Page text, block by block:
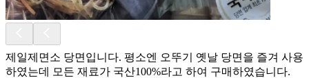
제일제면소 당면입니다. 평소엔 오뚜기 옛날 당면을 즐겨 사용
하였는데 모든 재료가 국산100%라고 하여 구매하였습니다.